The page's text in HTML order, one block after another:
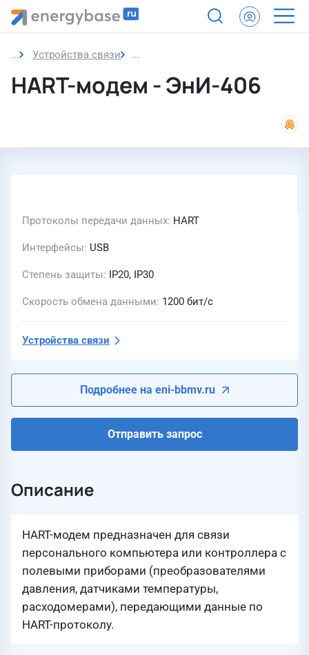
Устройства связи HART-модем
HART-модем - ЭнИ-406
Протоколы передачи данных HART
Интерфейсы USB
Степень защиты IP20, IP30
Скорость обмена данными 1200 бит/с
Устройства связи
Подробнее на eni-bbmv.ru
Отправить запрос
Описание
HART-модем предназначен для связи
персонального компьютера или контроллера с
полевыми приборами (преобразователями
давления, датчиками температуры,
расходомерами), передающими данные по
HART-протоколу.